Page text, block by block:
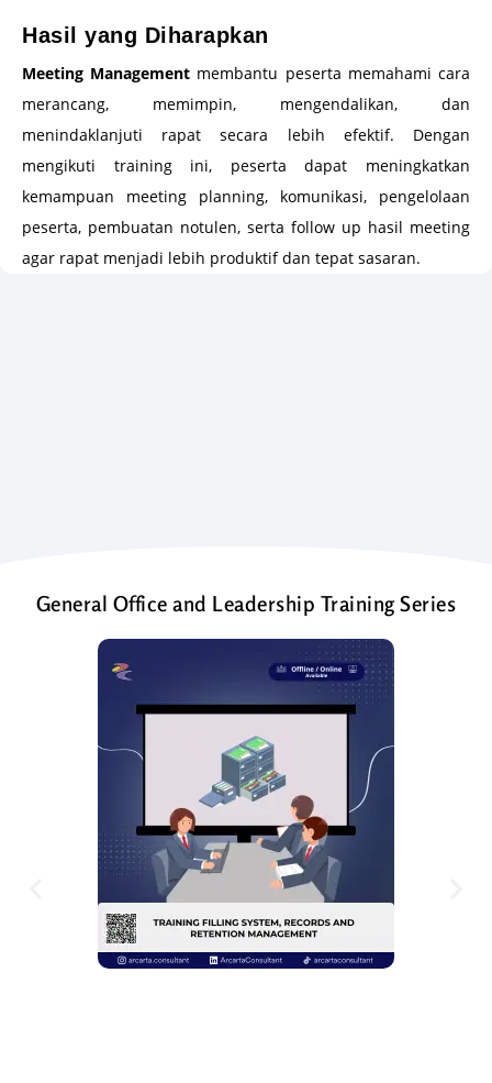
Hasil yang Diharapkan
Meeting Management membantu peserta memahami cara
merancang, memimpin, mengendalikan, dan
menindaklanjuti rapat secara lebih efektif. Dengan
mengikuti training ini, peserta dapat meningkatkan
kemampuan meeting planning, komunikasi, pengelolaan
peserta, pembuatan notulen, serta follow up hasil meeting
agar rapat menjadi lebih produktif dan tepat sasaran.
General Office and Leadership Training Series